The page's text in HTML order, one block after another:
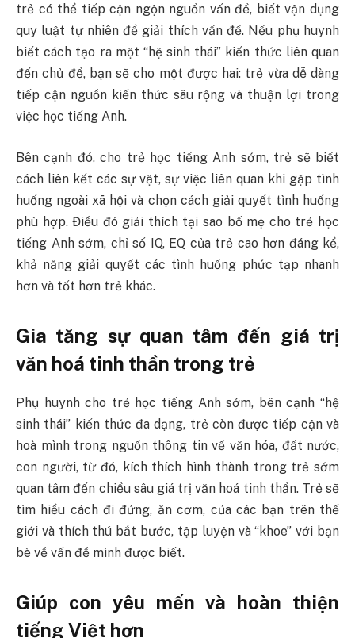
trẻ có thể tiếp cận ngộn nguồn vấn đề, biết vận dụng
quy luật tự nhiên để giải thích vấn đề. Nếu phụ huynh
biết cách tạo ra một “hệ sinh thái” kiến thức liên quan
đến chủ đề, bạn sẽ cho một được hai: trẻ vừa dễ dàng
tiếp cận nguồn kiến thức sâu rộng và thuận lợi trong
việc học tiếng Anh.
Bên cạnh đó, cho trẻ học tiếng Anh sớm, trẻ sẽ biết
cách liên kết các sự vật, sự việc liên quan khi gặp tình
huống ngoài xã hội và chọn cách giải quyết tình huống
phù hợp. Điều đó giải thích tại sao bố mẹ cho trẻ học
tiếng Anh sớm, chỉ số IQ, EQ của trẻ cao hơn đáng kể,
khả năng giải quyết các tình huống phức tạp nhanh
hơn và tốt hơn trẻ khác.
Gia tăng sự quan tâm đến giá trị
văn hoá tinh thần trong trẻ
Phụ huynh cho trẻ học tiếng Anh sớm, bên cạnh “hệ
sinh thái” kiến thức đa dạng, trẻ còn được tiếp cận và
hoà mình trong nguồn thông tin về văn hóa, đất nước,
con người, từ đó, kích thích hình thành trong trẻ sớm
quan tâm đến chiều sâu giá trị văn hoá tinh thần. Trẻ sẽ
tìm hiểu cách đi đứng, ăn cơm, của các bạn trên thế
giới và thích thú bắt bước, tập luyện và “khoe” với bạn
bè về vấn đề mình được biết.
Giúp con yêu mến và hoàn thiện
tiếng Việt hơn